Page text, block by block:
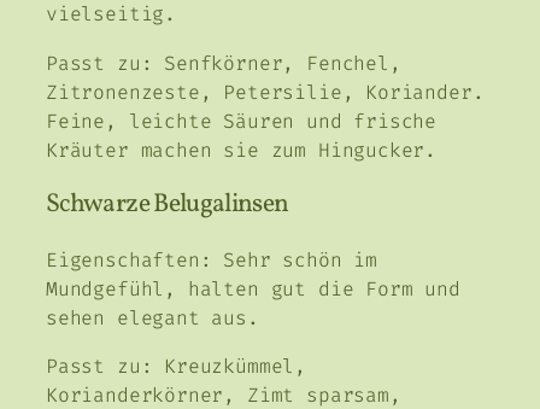
vielseitig.
Passt zu: Senfkörner, Fenchel,
Zitronenzeste, Petersilie, Koriander.
Feine, leichte Säuren und frische
Kräuter machen sie zum Hingucker.
Schwarze Belugalinsen
Eigenschaften: Sehr schön im
Mundgefühl, halten gut die Form und
sehen elegant aus.
Passt zu: Kreuzkümmel,
Korianderkörner, Zimt sparsam,